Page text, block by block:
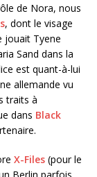
de Nora, nous
, dont le visage
jouait Tyene
Sand dans la
est quant-à-lui
allemande vu
traits à
dans Black
X-Files (pour le